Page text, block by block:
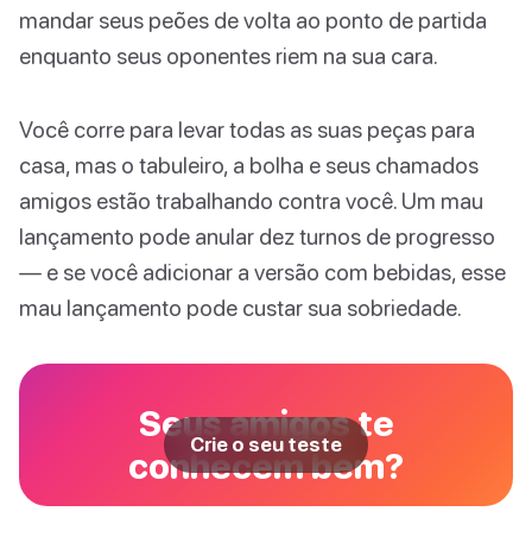
mandar seus peões de volta ao ponto de partida
enquanto seus oponentes riem na sua cara.
Você corre para levar todas as suas peças para
casa, mas o tabuleiro, a bolha e seus chamados
amigos estão trabalhando contra você. Um mau
lançamento pode anular dez turnos de progresso
— e se você adicionar a versão com bebidas, esse
mau lançamento pode custar sua sobriedade.
Seus amigos te
conhecem bem?
Crie o seu teste